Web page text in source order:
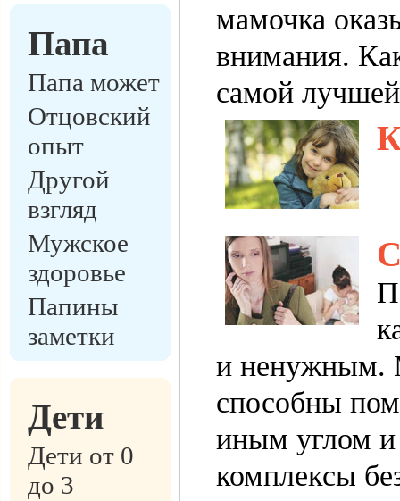
Папа
Папа может
Отцовский
опыт
Другой
взгляд
Мужское
здоровье
Папины
заметки
Дети
Дети от 0
до 3
мамочка
внимания.
самой
и ненужным.
способны
иным углом и
комплексы